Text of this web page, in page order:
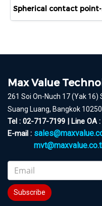
Max Value
261 Soi On-Nuch 17 (Yak 16)
Suang Luang, Bangkok
Tel : 02-717-7199 | Line OA :
E-mail :
Subscribe